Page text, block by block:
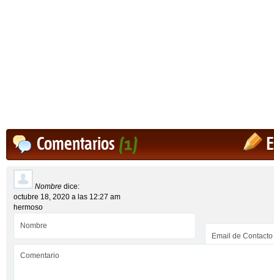
Comentarios(1)
Nombre dice:
octubre 18, 2020 a las 12:27 am
hermoso